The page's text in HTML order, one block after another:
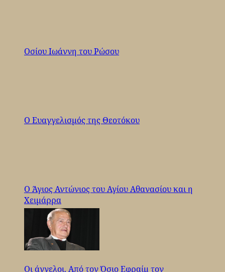
Οσίου Ιωάννη του Ρώσου
Ο Ευαγγελισμός της Θεοτόκου
Ο Άγιος Αντώνιος του Αγίου Αθανασίου και η
Χειμάρρα
Οι άγγελοι. Από τον Όσιο Εφραίμ τον